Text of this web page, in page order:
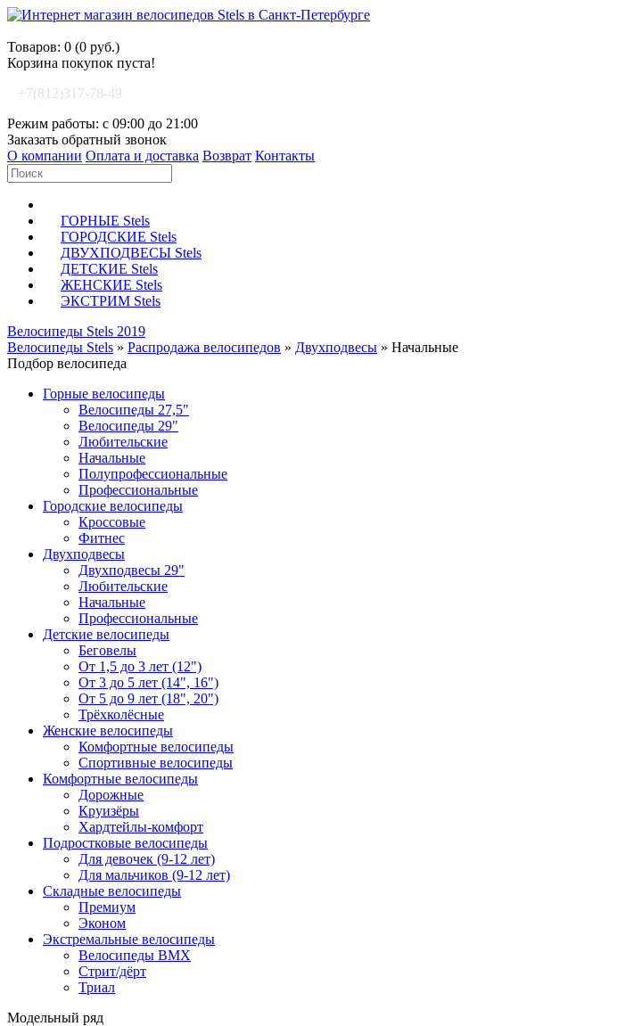
Товаров: 0 (0 руб.)
Корзина покупок пуста!
+7(812)317-78-49
Режим работы: с 09:00 до 21:00
Заказать обратный звонок
О компании Оплата и доставка Возврат Контакты
ГОРНЫЕ Stels
ГОРОДСКИЕ Stels
ДВУХПОДВЕСЫ Stels
ДЕТСКИЕ Stels
ЖЕНСКИЕ Stels
ЭКСТРИМ Stels
Велосипеды Stels 2019
Велосипеды Stels » Распродажа велосипедов » Двухподвесы » Начальные
Подбор велосипеда
Горные велосипеды
Велосипеды 27,5"
Велосипеды 29"
Любительские
Начальные
Полупрофессиональные
Профессиональные
Городские велосипеды
Кроссовые
Фитнес
Двухподвесы
Двухподвесы 29"
Любительские
Начальные
Профессиональные
Детские велосипеды
Беговелы
От 1,5 до 3 лет (12")
От 3 до 5 лет (14", 16")
От 5 до 9 лет (18", 20")
Трёхколёсные
Женские велосипеды
Комфортные велосипеды
Спортивные велосипеды
Комфортные велосипеды
Дорожные
Круизёры
Хардтейлы-комфорт
Подростковые велосипеды
Для девочек (9-12 лет)
Для мальчиков (9-12 лет)
Складные велосипеды
Премиум
Эконом
Экстремальные велосипеды
Велосипеды BMX
Стрит/дёрт
Триал
Модельный ряд